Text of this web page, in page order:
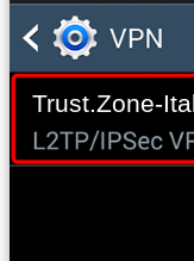
Trust.Zone-